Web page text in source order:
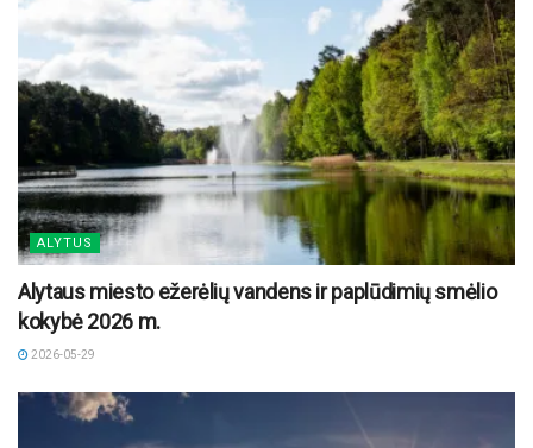
ALYTUS
Alytaus miesto ežerėlių vandens ir paplūdimių smėlio
kokybė 2026 m.
2026-05-29